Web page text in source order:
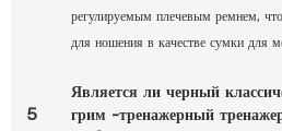
регулируемым плечевым ремнем,
для ношения в качестве сумки для
5
Является ли черный
грим -тренажерный